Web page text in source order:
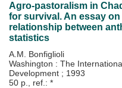
Agro-pastoralism in
for survival. An essay on
relationship between
statistics
A.M. Bonfiglioli
Washington : The
Development ; 1993
50 p., ref.: *